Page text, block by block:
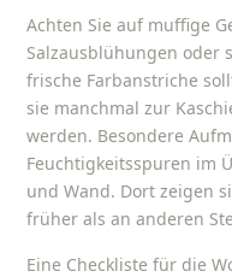
Achten Sie auf muffige
Salzausblühungen oder
frische Farbanstriche
sie manchmal zur
werden. Besondere
Feuchtigkeitsspuren im
und Wand. Dort zeigen
früher als an anderen
Eine Checkliste für die